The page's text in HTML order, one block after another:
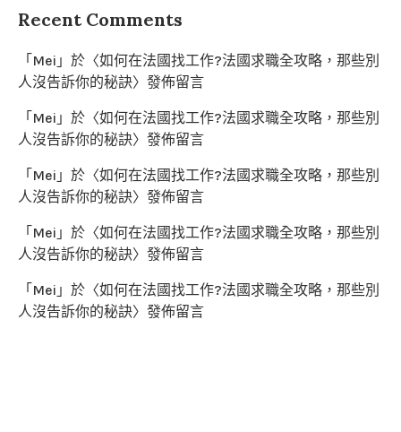
Recent Comments
「 Mei 」於〈如何在法國找工作?法國求職全攻略，那些別
人沒告訴你的秘訣〉發佈留言
「 Mei 」於〈如何在法國找工作?法國求職全攻略，那些別
人沒告訴你的秘訣〉發佈留言
「 Mei 」於〈如何在法國找工作?法國求職全攻略，那些別
人沒告訴你的秘訣〉發佈留言
「 Mei 」於〈如何在法國找工作?法國求職全攻略，那些別
人沒告訴你的秘訣〉發佈留言
「 Mei 」於〈如何在法國找工作?法國求職全攻略，那些別
人沒告訴你的秘訣〉發佈留言